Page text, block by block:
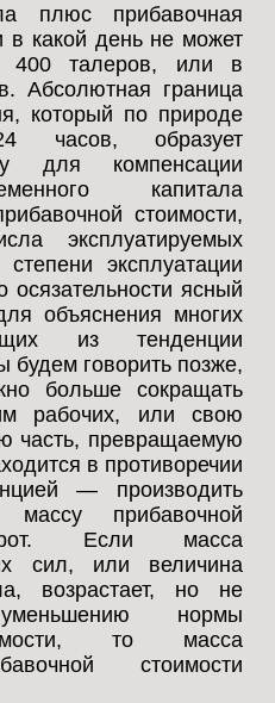
плюс прибавочная
в какой день не может
400 талеров, или в
Абсолютная граница
который по природе
часов, образует
для компенсации
капитала
стоимости,
эксплуатируемых
эксплуатации
ясный
объяснения многих
из тенденции
будем говорить позже,
больше сокращать
рабочих, или свою
часть, превращаемую
в противоречии
— производить
прибавочной
Если масса
сил, или величина
возрастает, но не
нормы
то масса
стоимости